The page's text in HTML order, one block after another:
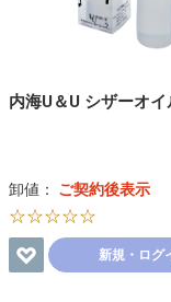
内海U＆U シザーオ
卸値： ご契約後表示
☆☆☆☆☆
新規・ログ